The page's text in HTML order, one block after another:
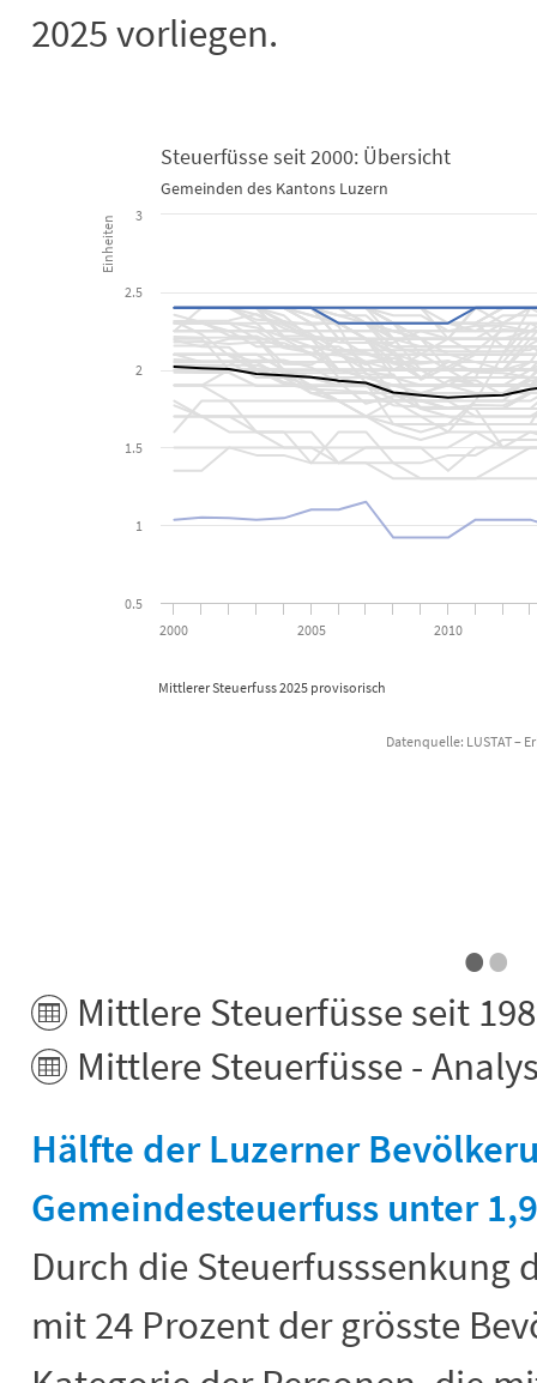
2025 vorliegen.
Steuerfüsse seit 2000: Übersicht
Line chart with 80 lines.
Gemeinden des Kantons Luzern
The chart has 1 X axis displaying categories. Data range: 26
The chart has 1 Y axis displaying Einheiten. Data ranges from
Mittlerer Steuerfuss 2025 provisorisch
Einheiten
Steuerfüsse seit 2000: Übersicht
Gemeinden des Kantons Luzern
2000 2005 2010
0.5
1
1.5
2
2.5
3
Datenquelle: LUSTAT –
••
Mittlere Steuerfüsse seit
Mittlere Steuerfüsse -
Hälfte der Luzerner
Gemeindesteuerfuss unter
Durch die Steuerfusssenkung
mit 24 Prozent der grösste